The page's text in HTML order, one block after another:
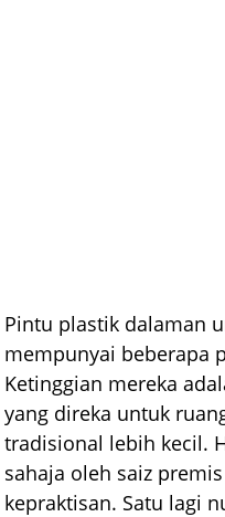
Pintu plastik dalaman
mempunyai beberapa
Ketinggian mereka
yang direka untuk
tradisional lebih kecil.
sahaja oleh saiz
kepraktisan. Satu lagi